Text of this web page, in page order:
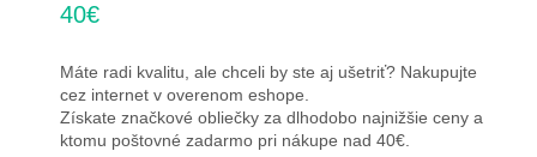
40€
Máte radi kvalitu, ale chceli by ste aj ušetriť? Nakupujte
cez internet v overenom eshope.
Získate značkové obliečky za dlhodobo najnižšie ceny a
ktomu poštovné zadarmo pri nákupe nad 40€.